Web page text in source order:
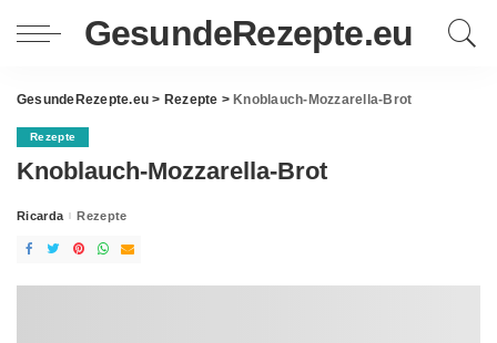
GesundeRezepte.eu
GesundeRezepte.eu > Rezepte > Knoblauch-Mozzarella-Brot
Rezepte
Knoblauch-Mozzarella-Brot
Posted
Ricarda Rezepte